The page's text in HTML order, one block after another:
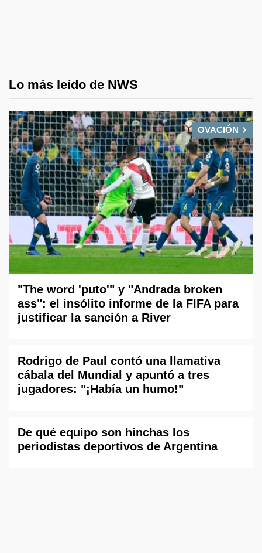
Lo más leído de NWS
OVACIÓN
"The word 'puto'" y "Andrada broken
ass": el insólito informe de la FIFA para
justificar la sanción a River
Rodrigo de Paul contó una llamativa
cábala del Mundial y apuntó a tres
jugadores: "¡Había un humo!"
De qué equipo son hinchas los
periodistas deportivos de Argentina